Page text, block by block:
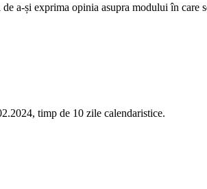
a-și exprima opinia asupra modului în
timp de 10 zile calendaristice.